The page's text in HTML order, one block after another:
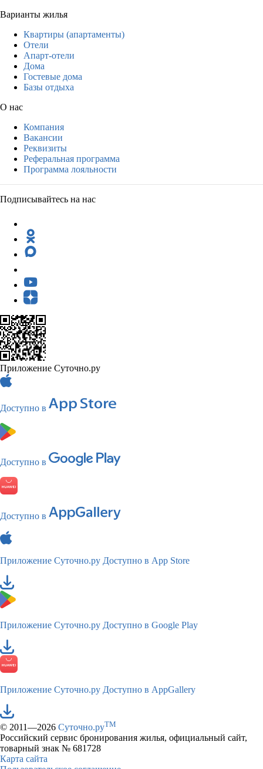
Варианты жилья
Квартиры (апартаменты)
Отели
Апарт-отели
Дома
Гостевые дома
Базы отдыха
О нас
Компания
Вакансии
Реквизиты
Реферальная программа
Программа лояльности
Подписывайтесь на нас
Приложение Суточно.ру
Доступно в
Доступно в
Доступно в
Приложение Суточно.ру Доступно в App Store
Приложение Суточно.ру Доступно в Google Play
Приложение Суточно.ру Доступно в AppGallery
© 2011—2026 Суточно.руTM
Российский сервис бронирования жилья, официальный сайт,
товарный знак № 681728
Карта сайта